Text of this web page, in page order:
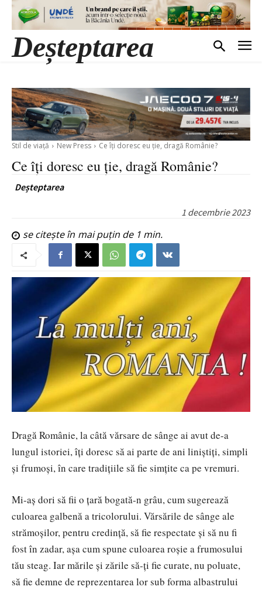
Deșteptarea
Stil de viață New Press Ce îți doresc eu ție, dragă Românie?
Ce îți doresc eu ție, dragă Românie?
Deșteptarea
1 decembrie 2023
se citește în mai puțin de 1 min.
Dragă Românie, la câtă vărsare de sânge ai avut de-a
lungul istoriei, îți doresc să ai parte de ani liniștiți, simpli
și frumoși, în care tradițiile să fie simțite ca pe vremuri.
Mi-aș dori să fii o țară bogată-n grâu, cum sugerează
culoarea galbenă a tricolorului. Vărsările de sânge ale
strămoșilor, pentru credință, să fie respectate și să nu fi
fost în zadar, așa cum spune culoarea roșie a frumosului
tău steag. Iar mările și zările să-ți fie curate, nu poluate,
să fie demne de reprezentarea lor sub forma albastrului